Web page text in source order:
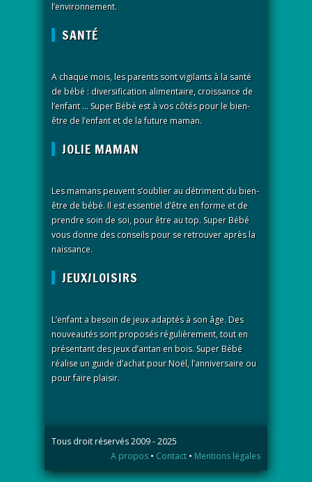
l’environnement.
SANTÉ
A chaque mois, les parents sont vigilants à la santé
de bébé : diversification alimentaire, croissance de
l’enfant … Super Bébé est à vos côtés pour le bien-
être de l’enfant et de la future maman.
JOLIE MAMAN
Les mamans peuvent s’oublier au détriment du bien-
être de bébé. Il est essentiel d’être en forme et de
prendre soin de soi, pour être au top. Super Bébé
vous donne des conseils pour se retrouver après la
naissance.
JEUX/LOISIRS
L’enfant a besoin de jeux adaptés à son âge. Des
nouveautés sont proposés régulièrement, tout en
présentant des jeux d’antan en bois. Super Bébé
réalise un guide d’achat pour Noël, l’anniversaire ou
pour faire plaisir.
Tous droit réservés 2009 - 2025
A propos • Contact • Mentions légales